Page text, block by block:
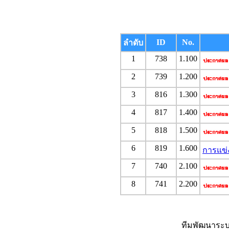
ลำดับ ID No.
1
738 1.100
2 739 1.200
3 816 1.300
4 817 1.400
5 818 1.500
6 819 1.600 การแ
7 740 2.100
8 741 2.200
ทีมพัฒนาระบ